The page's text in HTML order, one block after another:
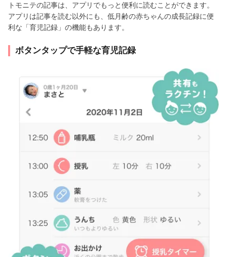
トモニテの記事は、アプリでもっと便利に読むことができます。
アプリは記事を読む以外にも、低月齢の赤ちゃんの成長記録に便
利な「育児記録」の機能もあります。
ボタンタップで手軽な育児記録